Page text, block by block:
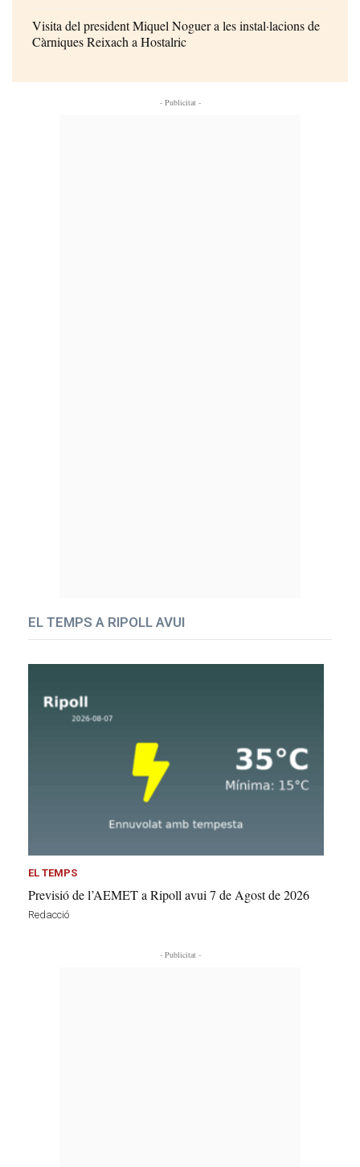
Visita del president Miquel Noguer a les instal·lacions de
Càrniques Reixach a Hostalric
- Publicitat -
EL TEMPS A RIPOLL AVUI
EL TEMPS
Previsió de l’AEMET a Ripoll avui 7 de Agost de 2026
Redacció
- Publicitat -